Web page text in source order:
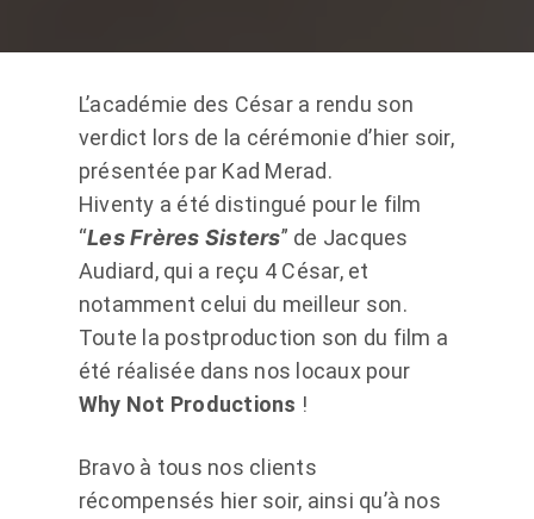
L’académie des César a rendu son
verdict lors de la cérémonie d’hier soir,
présentée par Kad Merad.
Hiventy a été distingué pour le film
“Les Frères Sisters” de Jacques
Audiard, qui a reçu 4 César, et
notamment celui du meilleur son.
Toute la postproduction son du film a
été réalisée dans nos locaux pour
Why Not Productions !
Bravo à tous nos clients
récompensés hier soir, ainsi qu’à nos